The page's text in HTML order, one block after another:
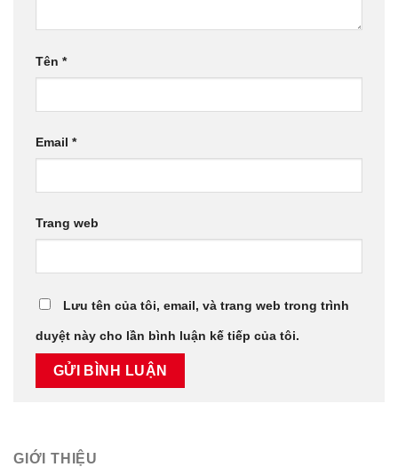
Tên *
Email *
Trang web
Lưu tên của tôi, email, và trang web trong trình
duyệt này cho lần bình luận kế tiếp của tôi.
GIỚI THIỆU